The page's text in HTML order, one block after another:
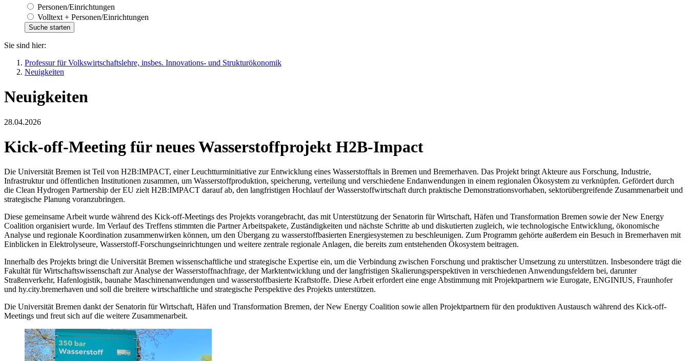
Personen/Einrichtungen
Volltext + Personen/Einrichtungen
Sie sind hier:
Professur für Volkswirtschaftslehre, insbes. Innovations- und Strukturökonomik
Neuigkeiten
Neuigkeiten
28.04.2026
Kick-off-Meeting für neues Wasserstoffprojekt H2B-Impact
Die Universität Bremen ist Teil von H2B:IMPACT, einer Leuchtturminitiative zur Entwicklung eines Wasserstofftals in Bremen und Bremerhaven. Das Projekt bringt Akteure aus Forschung, Industrie,
Infrastruktur und öffentlichen Institutionen zusammen, um Wasserstoffproduktion, speicherung, verteilung und verschiedene Endanwendungen in einem regionalen Ökosystem zu verknüpfen. Gefördert durch
die Clean Hydrogen Partnership der EU zielt H2B:IMPACT darauf ab, den langfristigen Hochlauf der Wasserstoffwirtschaft durch praktische Demonstrationsvorhaben, sektorübergreifende Zusammenarbeit und
strategische Planung voranzubringen.
Diese gemeinsame Arbeit wurde während des Kick-off-Meetings des Projekts vorangebracht, das mit Unterstützung der Senatorin für Wirtschaft, Häfen und Transformation Bremen sowie der New Energy
Coalition organisiert wurde. Im Verlauf des Treffens stimmten die Partner Arbeitspakete, Zuständigkeiten und nächste Schritte ab und diskutierten zugleich, wie technologische Entwicklung, ökonomische
Analyse und regionale Koordination zusammenwirken können, um den Übergang zu wasserstoffbasierten Energiesystemen zu beschleunigen. Zum Programm gehörte außerdem ein Besuch in Bremerhaven mit
Einblicken in Elektrolyseure, Wasserstoff-Forschungseinrichtungen und weitere zentrale regionale Anlagen, die bereits zum entstehenden Ökosystem beitragen.
Innerhalb des Projekts bringt die Universität Bremen wissenschaftliche und strategische Expertise ein, um die Verbindung zwischen Forschung und praktischer Umsetzung zu unterstützen. Insbesondere trägt die
Fakultät für Wirtschaftswissenschaft zur Analyse der Wasserstoffnachfrage, der Marktentwicklung und der langfristigen Skalierungsperspektiven in verschiedenen Anwendungsfeldern bei, darunter
Straßenverkehr, Hafenlogistik, baunahe Maschinenanwendungen und wasserstoffbasierte Kraftstoffe. Diese Arbeit erfordert eine enge Abstimmung mit Projektpartnern wie Eurogate, ENGINIUS, Fraunhofer
und hy.city.bremerhaven und soll die breitere wirtschaftliche und strategische Perspektive des Projekts unterstützen.
Die Universität Bremen dankt der Senatorin für Wirtschaft, Häfen und Transformation Bremen, der New Energy Coalition sowie allen Projektpartnern für den produktiven Austausch während des Kick-off-
Meetings und freut sich auf die weitere Zusammenarbeit.